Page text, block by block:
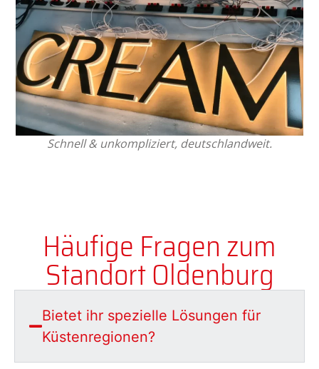
Schnell & unkompliziert, deutschlandweit.
Häufige Fragen zum
Standort Oldenburg
Bietet ihr spezielle Lösungen für
Küstenregionen?